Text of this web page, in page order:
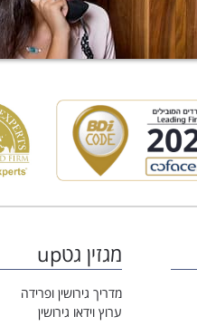
מגזין גטup
מדריך גירושין ופרידה
ערוץ וידאו גירושין